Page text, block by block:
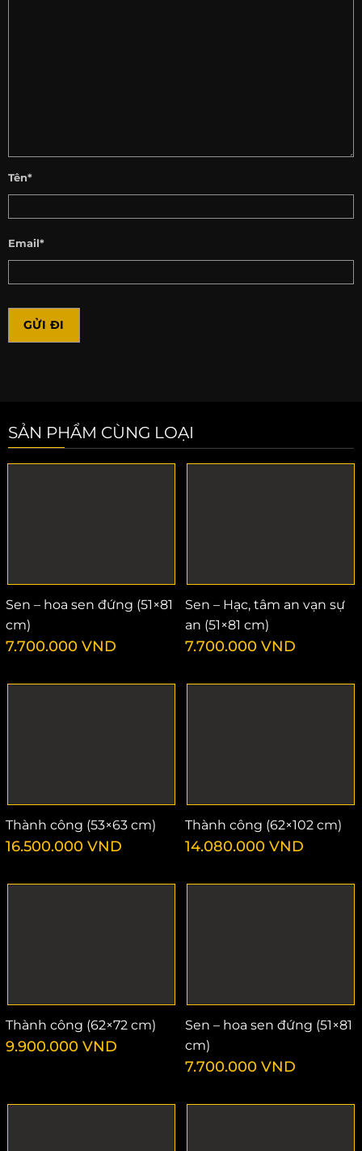
Tên*
Email*
SẢN PHẨM CÙNG LOẠI
Sen – hoa sen đứng (51×81
cm)
7.700.000 VND
Sen – Hạc, tâm an vạn sự
an (51×81 cm)
7.700.000 VND
Thành công (53×63 cm)
16.500.000 VND
Thành công (62×102 cm)
14.080.000 VND
Thành công (62×72 cm)
9.900.000 VND
Sen – hoa sen đứng (51×81
cm)
7.700.000 VND